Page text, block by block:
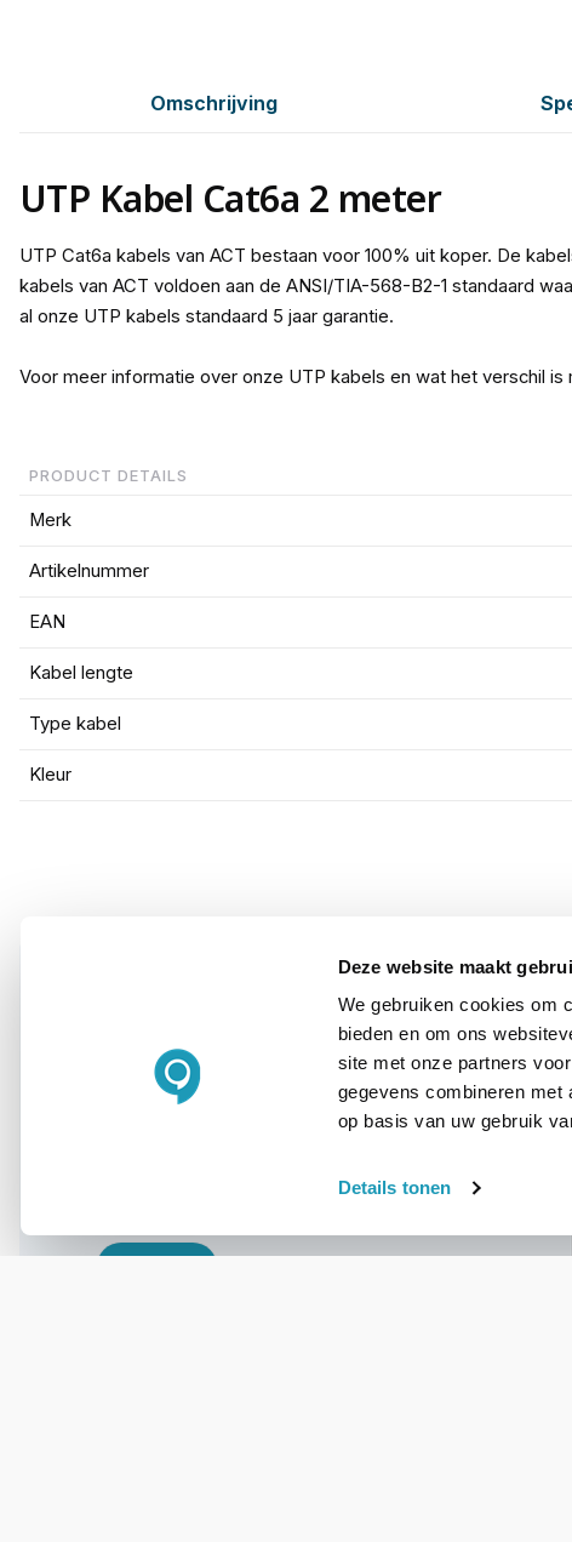
Deze website maakt
We gebruiken cookies om
bieden en om ons
site met onze partners
gegevens combineren met
op basis van uw gebruik
Details tonen
Omschrijving
UTP Kabel Cat6a 2 meter
UTP Cat6a kabels van ACT bestaan voor 100% uit koper. De
kabels van ACT voldoen aan de ANSI/TIA-568-B2-1 standaard
al onze UTP kabels standaard 5 jaar garantie.
Voor meer informatie over onze UTP kabels en wat het verschil
PRODUCT DETAILS
Merk
Artikelnummer
EAN
Kabel lengte
Type kabel
Kleur
Vraag het onze